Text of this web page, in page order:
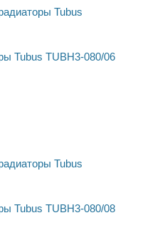
Tubus TUBH3-080/06
Tubus TUBH3-080/08